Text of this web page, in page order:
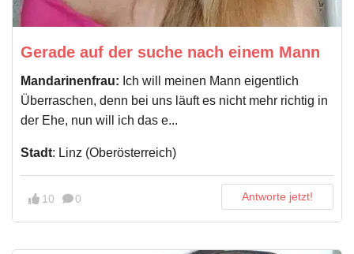
Gerade auf der suche nach einem Mann
Mandarinenfrau: Ich will meinen Mann eigentlich
Überraschen, denn bei uns läuft es nicht mehr richtig in
der Ehe, nun will ich das e...
Stadt: Linz (Oberösterreich)
10 0 Antworte jetzt!